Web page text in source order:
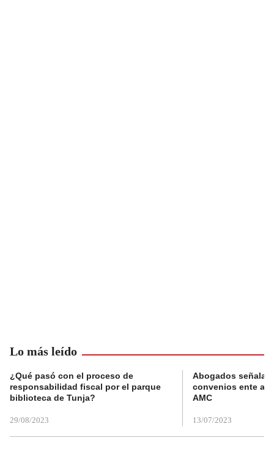
Lo más leído
¿Qué pasó con el proceso de
responsabilidad fiscal por el parque
biblioteca de Tunja?
29/08/2023
Abogados
convenios ente
AMC
13/07/2023